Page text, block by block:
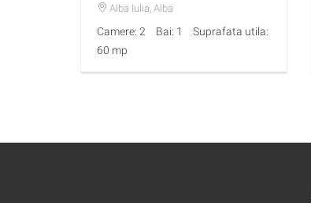
Alba Iulia, Alba
Camere: 2 Bai: 1
Suprafata utila:
60 mp